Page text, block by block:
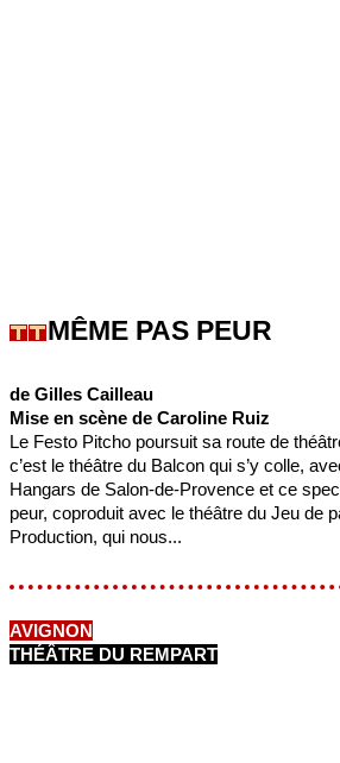
MÊME PAS PEUR
de Gilles Cailleau
Mise en scène de Caroline Ruiz
Le Festo Pitcho poursuit sa route de
c’est le théâtre du Balcon qui s’y colle,
Hangars de Salon-de-Provence et ce
peur, coproduit avec le théâtre du Jeu de
Production, qui nous...
AVIGNON
THÉÂTRE DU REMPART